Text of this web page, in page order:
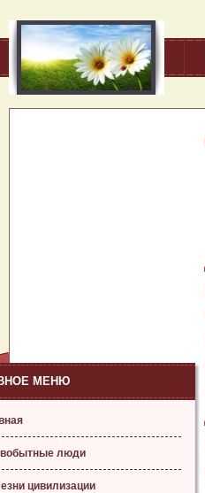
МЕНЮ
люди
цивилизации